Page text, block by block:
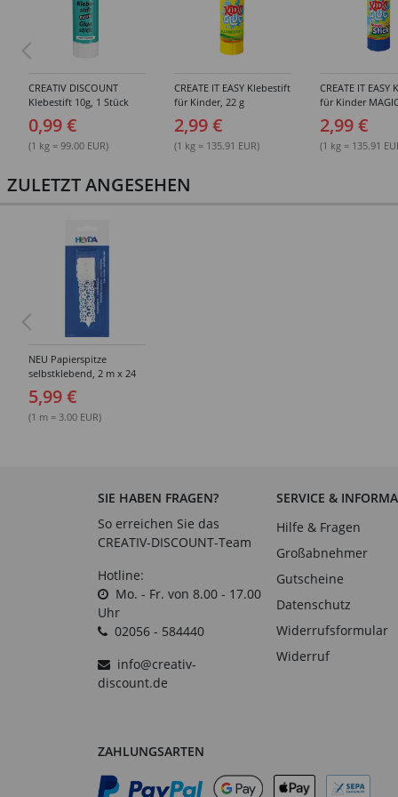
CREATIV DISCOUNT
Klebestift 10g, 1 Stück
0,99 €
(1 kg = 99.00 EUR)
CREATE IT EASY Klebestift
für Kinder, 22 g
2,99 €
(1 kg = 135.91 EUR)
CREATE IT
für Kinder
2,99 €
(1 kg = 135.91
ZULETZT ANGESEHEN
NEU Papierspitze
selbstklebend, 2 m x 24
mm, Filigran Weiß
5,99 €
(1 m = 3.00 EUR)
SIE HABEN FRAGEN?
So erreichen Sie das
CREATIV-DISCOUNT-Team
Hotline:
Mo. - Fr. von 8.00 - 17.00
Uhr
02056 - 584440
info@creativ-
discount.de
SERVICE &
Hilfe & Fragen
Großabnehmer
Gutscheine
Datenschutz
Widerrufsformular
Widerruf
ZAHLUNGSARTEN